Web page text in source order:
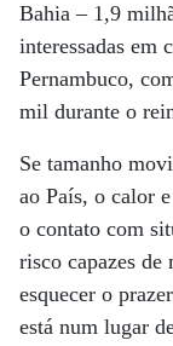
Bahia – 1,9
interessadas em
Pernambuco,
mil durante o
Se tamanho
ao País, o calor e
o contato com
risco capazes de
esquecer o
está num lugar